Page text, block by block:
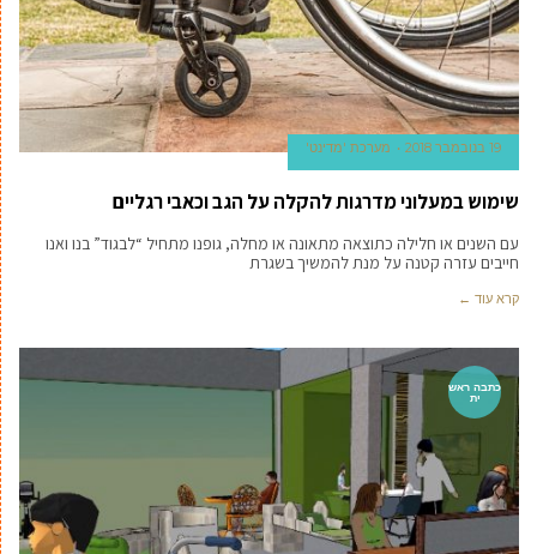
19 בנובמבר 2018 מערכת 'מדינט'
שימוש במעלוני מדרגות להקלה על הגב וכאבי רגליים
עם השנים או חלילה כתוצאה מתאונה או מחלה, גופנו מתחיל “לבגוד” בנו ואנו
חייבים עזרה קטנה על מנת להמשיך בשגרת
קרא עוד ←
כתבה ראש
ית